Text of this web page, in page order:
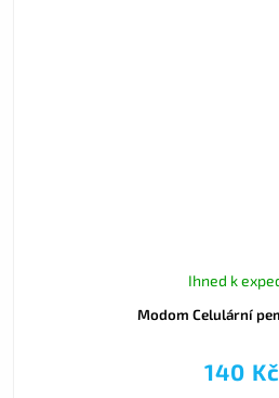
Modom Celulární
Ihned k
140 Kč